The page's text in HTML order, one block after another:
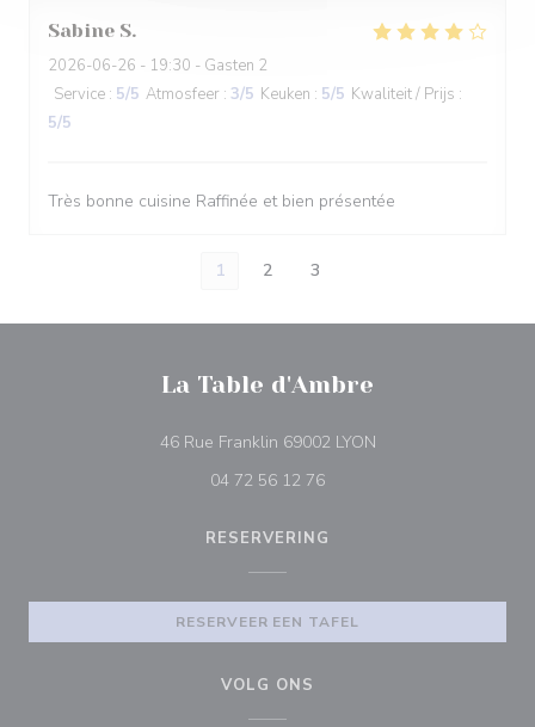
Sabine S
2026-06-26 - 19:30 - Gasten 2
Service : 5/5 Atmosfeer : 3/5 Keuken : 5/5 Kwaliteit / Prijs :
5/5
Très bonne cuisine Raffinée et bien présentée
1 2 3
La Table d'Ambre
46 Rue Franklin 69002 LYON((opent in een nieuw
04 72 56 12 76
RESERVERING
RESERVEER EEN TAFEL
VOLG ONS